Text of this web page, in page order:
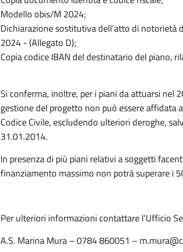
Modello obis/M 2024;
Dichiarazione sostitutiva dell’atto di notorietà
2024 - (Allegato D);
Copia codice IBAN del destinatario del piano,
Si conferma, inoltre, per i piani da attuarsi nel
gestione del progetto non può essere affidata
Codice Civile, escludendo ulteriori deroghe,
31.01.2014.
In presenza di più piani relativi a soggetti
finanziamento massimo non potrà superare i
Per ulteriori informazioni contattare l’Ufficio
A.S. Marina Mura – 0784 860051 –